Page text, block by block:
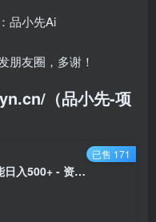
品小先Ai
朋友圈，多谢！
（品小先-项
咸鱼店铺新流量入口玩法，小白也能日入500+ - 资源之家
已售 171